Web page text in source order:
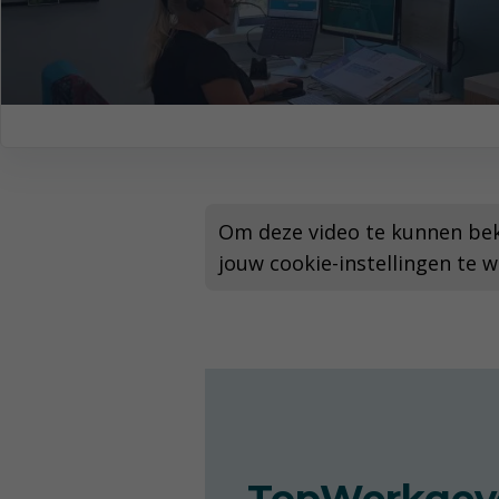
Hoofd Particuliere
MedewerkerOm deze video te kunnen
jouw cookie-instellingen te